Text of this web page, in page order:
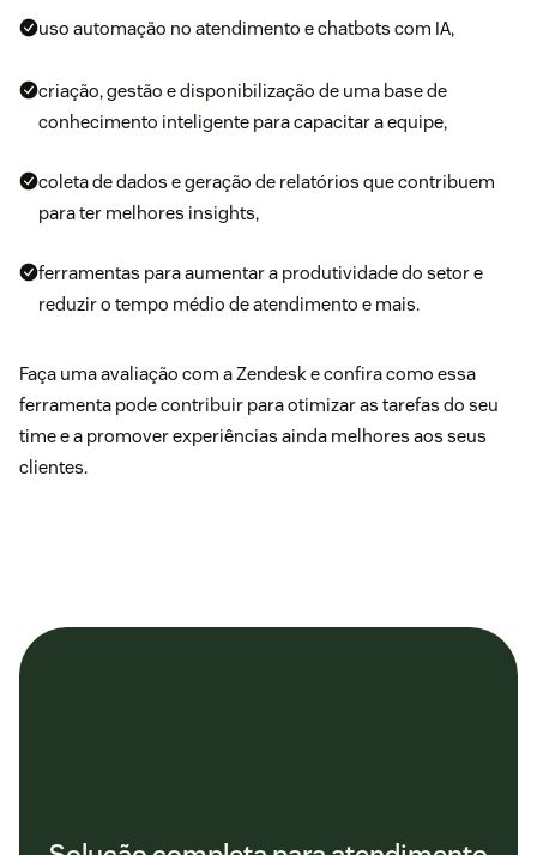
uso automação no atendimento e chatbots com IA,
criação, gestão e disponibilização de uma base de
conhecimento inteligente para capacitar a equipe,
coleta de dados e geração de relatórios que contribuem
para ter melhores insights,
ferramentas para aumentar a produtividade do setor e
reduzir o tempo médio de atendimento e mais.
Faça umaavaliação com a Zendeske confira como essa
ferramenta pode contribuir para otimizar as tarefas do seu
time e a promover experiências ainda melhores aos seus
clientes.